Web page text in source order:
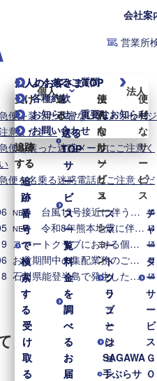
会社案
営業所
個人
個人のお客さまTOP
受け
取
る・
追跡
する
追
跡
番
号
で
検
索
す
る
受
け
取
る
送
る
送る
TOP
サ
ー
ビ
ス
一
覧
料
金
を
調
べ
る
お
届
便
利
な
サ
ー
ビ
ス
ス
マ
ー
ト
ク
ラ
ブ
と
は
SAGAWA
手ぶらサ
法人
法人のお客さまTOP
受け
取
る・
追跡
する
追
跡
番
号
で
検
索
す
る
受
け
取
る
送
る
送る
TOP
サ
ー
ビ
ス
一
覧
料
金
を
調
べ
る
お
届
法
人
向
け
ソ
リ
ュ
ー
シ
ョ
ン
ソ
リ
ュ
ー
シ
ョ
ン
便
利
な
サ
ー
ビ
ス
チ
ャ
ー
タ
ー
サ
ー
ビ
ス
Ｇ
Ｏ
よくあるご質問
各種約款
お知らせ・重要なお知らせ
お問い合わせ
便を装った不審なLINEメッセージ
意ください
便を装った迷惑メールにご注意く
便を名乗る迷惑電話にご注意くだ
NEW
台風13号接近に伴う集配業務への影響について（2026年8月6日8時時点）
NEW
令和8年熊本地震に伴う集配への影響について（2026年8月5日8時時点）
スマートクラブにおける個人情報漏えいに関するお詫びとお知らせ
お盆期間中の集配業務のご案内
石川県能登半島で発生した地震・大雨に伴う配送への影響について